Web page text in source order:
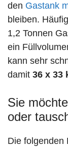
den Gastank
bleiben.
1,2 Tonnen
ein
kann sehr
damit 36 x 33
Sie
oder
Die folgenden